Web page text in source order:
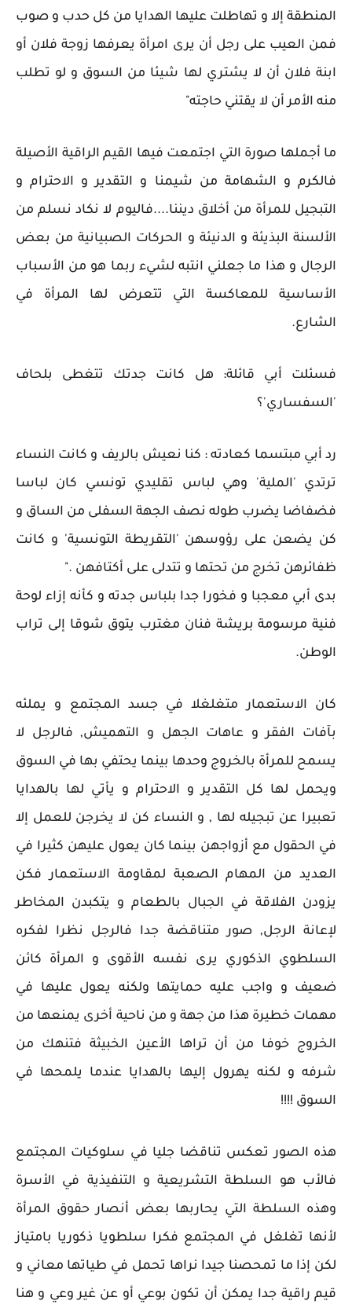
المنطقة إلا و تهاطلت عليها الهدايا من كل حدب و صوب
فمن العيب على رجل أن يرى امرأة يعرفها زوجة فلان أو
ابنة فلان أن لا يشتري لها شيئا من السوق و لو تطلب
منه الأمر أن لا يقتني حاجته"
ما أجملها صورة التي اجتمعت فيها القيم الراقية الأصيلة
فالكرم و الشهامة من شيمنا و التقدير و الاحترام و
التبجيل للمرأة من أخلاق ديننا....فاليوم لا نكاد نسلم من
الألسنة البذيئة و الدنيئة و الحركات الصبيانية من بعض
الرجال و هذا ما جعلني انتبه لشيء ربما هو من الأسباب
الأساسية للمعاكسة التي تتعرض لها المرأة في
الشارع.
فسئلت أبي قائلة: هل كانت جدتك تتغطى بلحاف
'السفساري'؟
رد أبي مبتسما كعادته : كنا نعيش بالريف و كانت النساء
ترتدي 'الملية' وهي لباس تقليدي تونسي كان لباسا
فضفاضا يضرب طوله نصف الجهة السفلى من الساق و
كن يضعن على رؤوسهن 'التقريطة التونسية' و كانت
ظفائرهن تخرج من تحتها و تتدلى على أكتافهن ."
بدى أبي معجبا و فخورا جدا بلباس جدته و كأنه إزاء لوحة
فنية مرسومة بريشة فنان مغترب يتوق شوقا إلى تراب
الوطن.
كان الاستعمار متغلغلا في جسد المجتمع و يملئه
بآفات الفقر و عاهات الجهل و التهميش, فالرجل لا
يسمح للمرأة بالخروج وحدها بينما يحتفي بها في السوق
ويحمل لها كل التقدير و الاحترام و يأتي لها بالهدايا
تعبيرا عن تبجيله لها , و النساء كن لا يخرجن للعمل إلا
في الحقول مع أزواجهن بينما كان يعول عليهن كثيرا في
العديد من المهام الصعبة لمقاومة الاستعمار فكن
يزودن الفلاقة في الجبال بالطعام و يتكبدن المخاطر
لإعانة الرجل, صور متناقضة جدا فالرجل نظرا لفكره
السلطوي الذكوري يرى نفسه الأقوى و المرأة كائن
ضعيف و واجب عليه حمايتها ولكنه يعول عليها في
مهمات خطيرة هذا من جهة و من ناحية أخرى يمنعها من
الخروج خوفا من أن تراها الأعين الخبيثة فتنهك من
شرفه و لكنه يهرول إليها بالهدايا عندما يلمحها في
السوق !!!!
هذه الصور تعكس تناقضا جليا في سلوكيات المجتمع
فالأب هو السلطة التشريعية و التنفيذية في الأسرة
وهذه السلطة التي يحاربها بعض أنصار حقوق المرأة
لأنها تغلغل في المجتمع فكرا سلطويا ذكوريا بامتياز
لكن إذا ما تمحصنا جيدا نراها تحمل في طياتها معاني و
قيم راقية جدا يمكن أن تكون بوعي أو عن غير وعي و هنا